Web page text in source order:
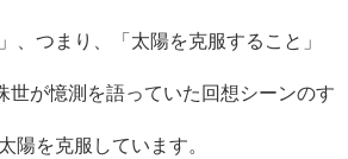
、つまり、「太陽を克服すること」
世が憶測を語っていた回想シーンのす
陽を克服しています。